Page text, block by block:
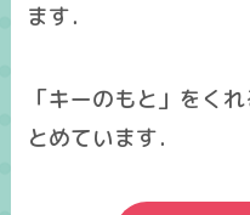
ます．
「キーのもと」をく
とめています．